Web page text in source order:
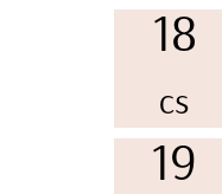
18
cs
19